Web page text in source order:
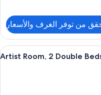
من توفر الغرف والأسعار
Artist Room, 2 Double